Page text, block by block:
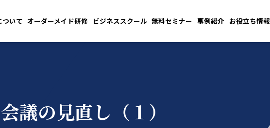
ついて オーダーメイド研修 ビジネススクール 無料セミナー 事例紹介 お役立ち情報
議の見直し（１）